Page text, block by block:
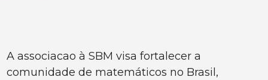
A associacao à SBM visa fortalecer a
comunidade de matemáticos no Brasil,